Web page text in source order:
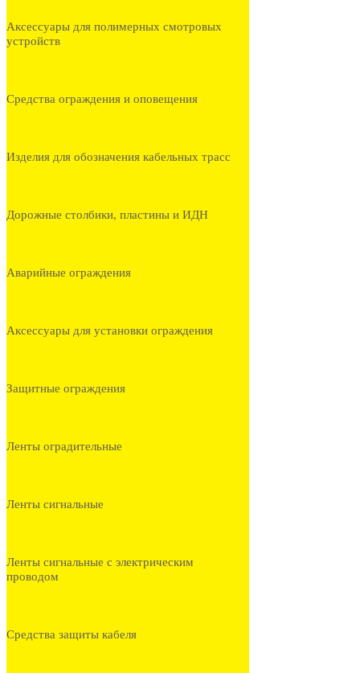
Аксессуары для полимерных смотровых
устройств
Средства ограждения и оповещения
Изделия для обозначения кабельных трасс
Дорожные столбики, пластины и ИДН
Аварийные ограждения
Аксессуары для установки ограждения
Защитные ограждения
Ленты оградительные
Ленты сигнальные
Ленты сигнальные с электрическим
проводом
Средства защиты кабеля